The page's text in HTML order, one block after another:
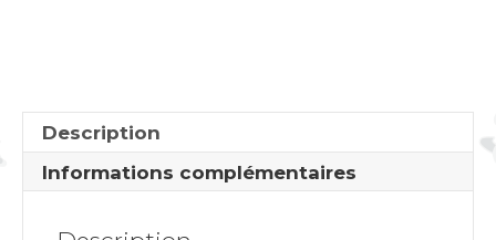
Description
Informations complémentaires